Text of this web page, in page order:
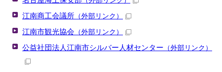
江南商工会議所 （外部リンク）
江南市観光協会 （外部リンク）
公益社団法人江南市シルバー人材センター （外部リンク）